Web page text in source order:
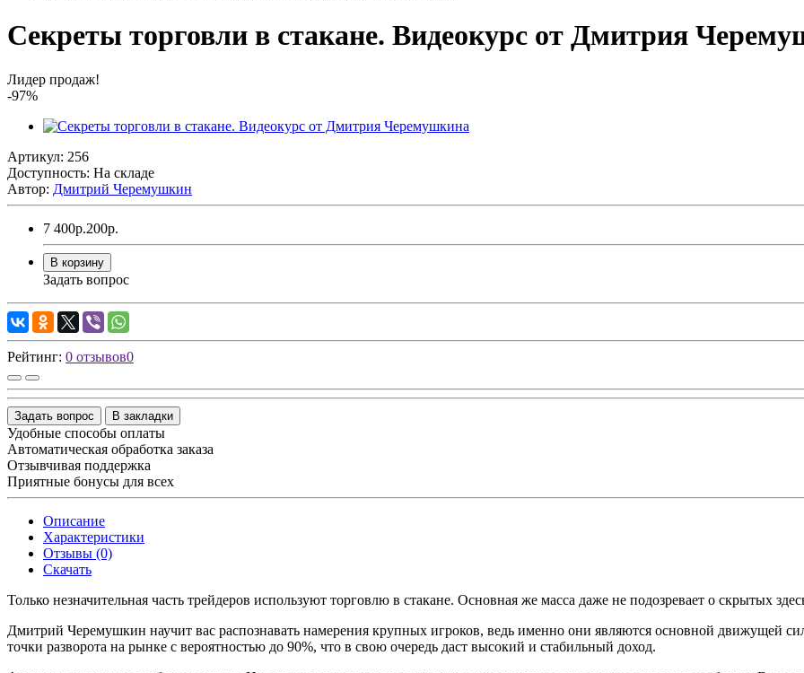
Секреты торговли в стакане. Видеокурс от Дмитрия
Лидер продаж!
-97%
Артикул: 256
Доступность: На складе
Автор: Дмитрий Черемушкин
7 400р.200р.
В корзину
Задать вопрос
Рейтинг: 0 отзывов0
Задать вопрос В закладки
Удобные способы оплаты
Автоматическая обработка заказа
Отзывчивая поддержка
Приятные бонусы для всех
Описание
Характеристики
Отзывы (0)
Скачать
Только незначительная часть трейдеров используют торговлю в стакане. Основная же масса даже не подозревает о скрытых
Дмитрий Черемушкин научит вас распознавать намерения крупных игроков, ведь именно они являются основной движущей
точки разворота на рынке с вероятностью до 90%, что в свою очередь даст высокий и стабильный доход.